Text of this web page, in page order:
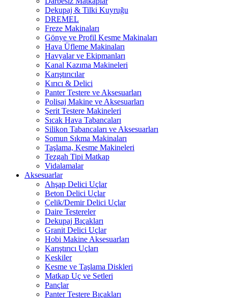
Dekupaj & Tilki Kuyruğu
DREMEL
Freze Makinaları
Gönye ve Profil Kesme Makinaları
Hava Üfleme Makinaları
Havyalar ve Ekipmanları
Kanal Kazıma Makineleri
Karıştırıcılar
Kırıcı & Delici
Panter Testere ve Aksesuarları
Polisaj Makine ve Aksesuarları
Şerit Testere Makineleri
Sıcak Hava Tabancaları
Silikon Tabancaları ve Aksesuarları
Somun Sıkma Makinaları
Taşlama, Kesme Makineleri
Tezgah Tipi Matkap
Vidalamalar
Aksesuarlar
Ahşap Delici Uçlar
Beton Delici Uçlar
Çelik/Demir Delici Uçlar
Daire Testereler
Dekupaj Bıçakları
Granit Delici Uçlar
Hobi Makine Aksesuarları
Karıştırıcı Uçları
Keskiler
Kesme ve Taşlama Diskleri
Matkap Uç ve Setleri
Pançlar
Panter Testere Bıçakları